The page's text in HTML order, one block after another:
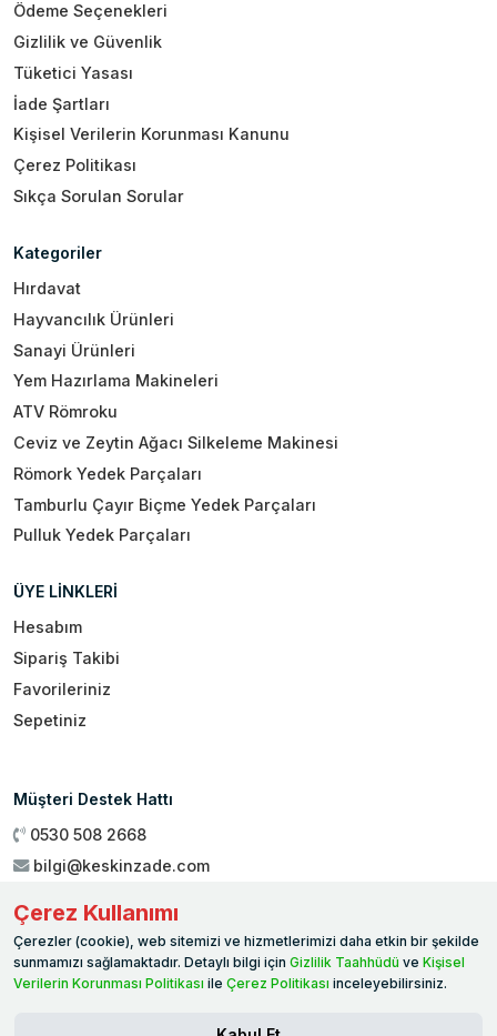
Ödeme Seçenekleri
Gizlilik ve Güvenlik
Tüketici Yasası
İade Şartları
Kişisel Verilerin Korunması Kanunu
Çerez Politikası
Sıkça Sorulan Sorular
Kategoriler
Hırdavat
Hayvancılık Ürünleri
Sanayi Ürünleri
Yem Hazırlama Makineleri
ATV Römroku
Ceviz ve Zeytin Ağacı Silkeleme Makinesi
Römork Yedek Parçaları
Tamburlu Çayır Biçme Yedek Parçaları
Pulluk Yedek Parçaları
ÜYE LİNKLERİ
Hesabım
Sipariş Takibi
Favorileriniz
Sepetiniz
Müşteri Destek Hattı
0530 508 2668
bilgi@keskinzade.com
Genel Merkez: Yükseliş Mah. 1461. Sokak No:2/1 19 Mayıs
Ballıca / SAMSUN
Çerez Kullanımı
Çerezler (cookie), web sitemizi ve hizmetlerimizi daha etkin bir şekilde
sunmamızı sağlamaktadır. Detaylı bilgi için Gizlilik Taahhüdü ve Kişisel
Verilerin Korunması Politikası ile Çerez Politikası inceleyebilirsiniz.